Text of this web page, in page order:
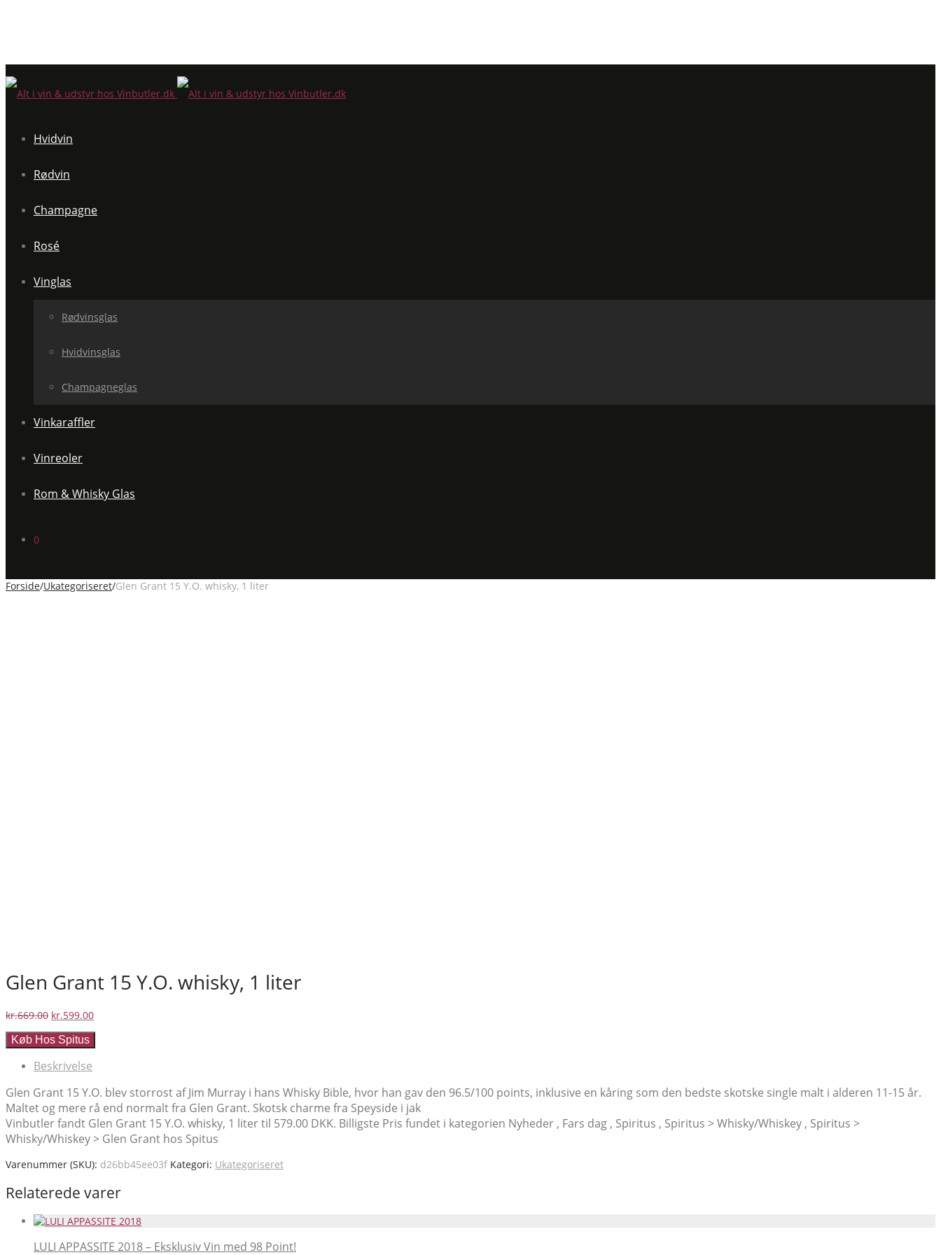
Hvidvin
Rødvin
Champagne
Rosé
Vinglas
Rødvinsglas
Hvidvinsglas
Champagneglas
Vinkaraffler
Vinreoler
Rom & Whisky Glas
0
Forside/Ukategoriseret/Glen Grant 15 Y.O. whisky, 1 liter
Glen Grant 15 Y.O. whisky, 1 liter
kr.669.00 Den
pris
kr.669.00.
kr.599.00Den
Køb Hos Spitus
Beskrivelse
Glen Grant 15 Y.O. blev storrost af Jim Murray i hans Whisky Bible, hvor han gav den 96.5/100 points, inklusive en kåring som den bedste skotske single malt i alderen 11-15 år.
Maltet og mere rå end normalt fra Glen Grant. Skotsk charme fra Speyside i jak
Vinbutler fandt Glen Grant 15 Y.O. whisky, 1 liter til 579.00 DKK. Billigste Pris fundet i kategorien Nyheder , Fars dag , Spiritus , Spiritus > Whisky/Whiskey , Spiritus >
Whisky/Whiskey > Glen Grant hos Spitus
Varenummer (SKU): d26bb45ee03f Kategori: Ukategoriseret
Relaterede varer
LULI APPASSITE 2018 – Eksklusiv Vin med 98 Point!